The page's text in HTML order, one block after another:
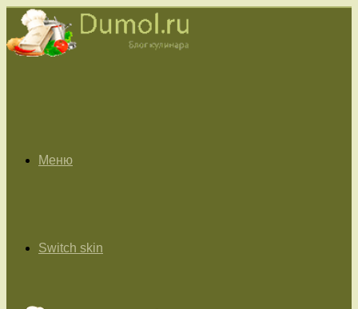
Меню
Switch skin